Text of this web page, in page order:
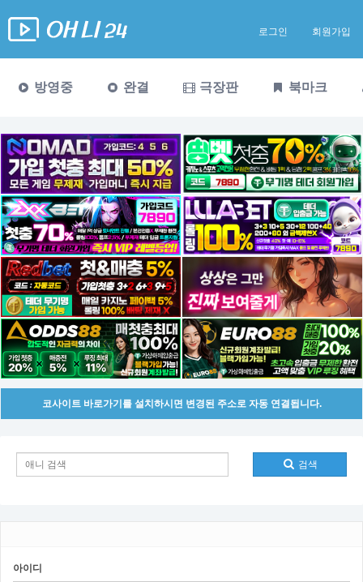
로그인 회원가입
방영중 완결 극장판 북마크
코사이트 바로가기를 설치하시면 변경된 주소로 자동 연결됩니다.
검색
아이디